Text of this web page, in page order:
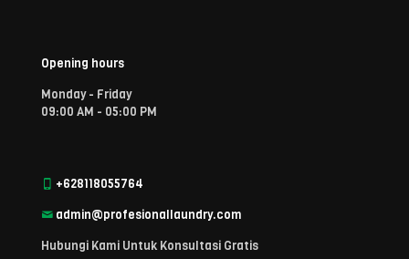
Opening hours
Monday - Friday
09:00 AM - 05:00 PM
+628118055764
admin@profesionallaundry.com
Hubungi Kami Untuk Konsultasi Gratis